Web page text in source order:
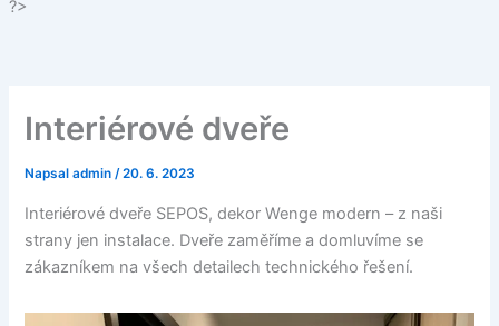
?>
Interiérové dveře
Napsaladmin/20. 6. 2023
Interiérové dveře SEPOS, dekor Wenge modern – z naši
strany jen instalace. Dveře zaměříme a domluvíme se
zákazníkem na všech detailech technického řešení.